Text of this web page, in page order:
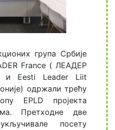
група Србије
France ( ЛЕАДЕР
и Eesti Leader Liit
одржали трећу
EPLD пројекта
Претходне две
посету